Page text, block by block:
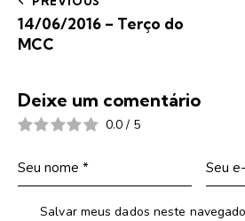
14/06/2016 – Terço do
MCC
Deixe um comentário
0.0 / 5
Salvar meus dados neste